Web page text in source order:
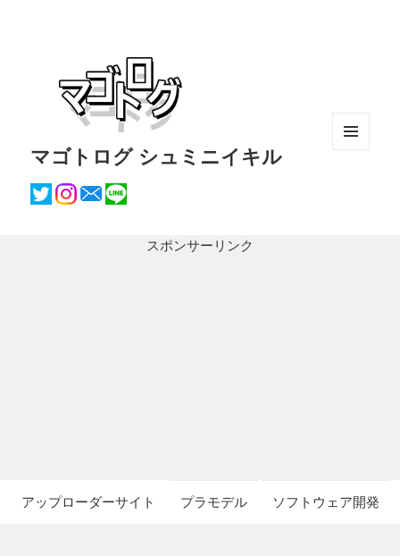
マゴトログ シュミニイキル
スポンサーリンク
アップローダーサイト プラモデル ソフトウェア開発